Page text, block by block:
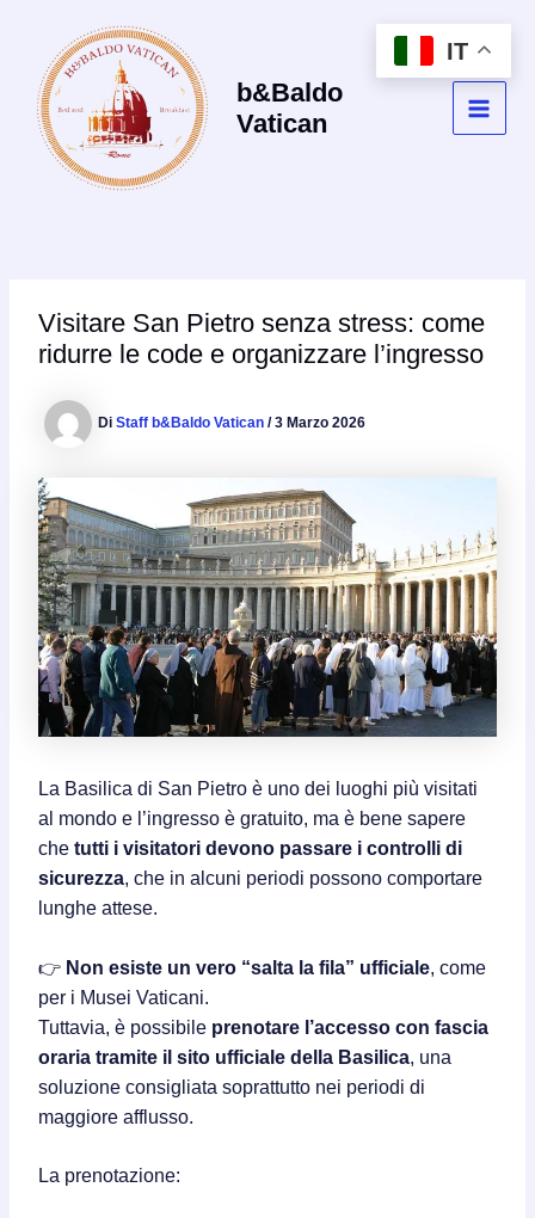
contenuto
b&Baldo
Vatican
Visitare San Pietro senza stress: come
ridurre le code e organizzare l’ingresso
DiStaff b&Baldo Vatican/3 Marzo 2026
La Basilica di San Pietro è uno dei luoghi più visitati
al mondo e l’ingresso è gratuito, ma è bene sapere
chetutti i visitatori devono passare i controlli di
sicurezza, che in alcuni periodi possono comportare
lunghe attese.
👉 Non esiste un vero “salta la fila” ufficiale, come
per i Musei Vaticani.
Tuttavia, è possibile prenotare l’accesso con fascia
oraria tramite il sito ufficiale della Basilica, una
soluzione consigliata soprattutto nei periodi di
maggiore afflusso.
La prenotazione:
IT